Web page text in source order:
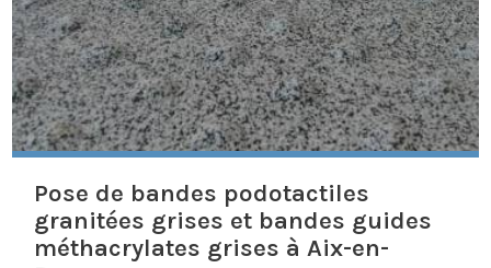
Pose de bandes podotactiles
granitées grises et bandes guides
méthacrylates grises à Aix-en-